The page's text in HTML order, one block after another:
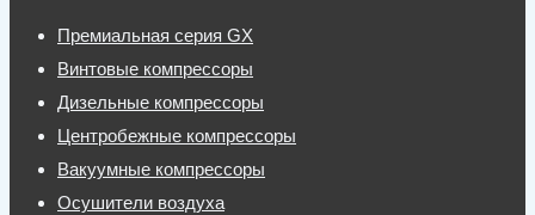
40
бар
со
встроенным
осушителем
Премиальная серия GX
Винтовые компрессоры
Дизельные компрессоры
Центробежные компрессоры
Вакуумные компрессоры
Осушители воздуха